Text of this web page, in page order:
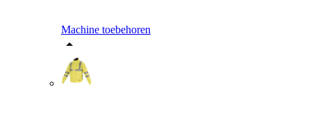
Machine toebehoren